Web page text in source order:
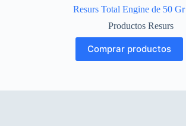
Resurs Total Engine de 50 Gr
Productos Resurs
Comprar productos